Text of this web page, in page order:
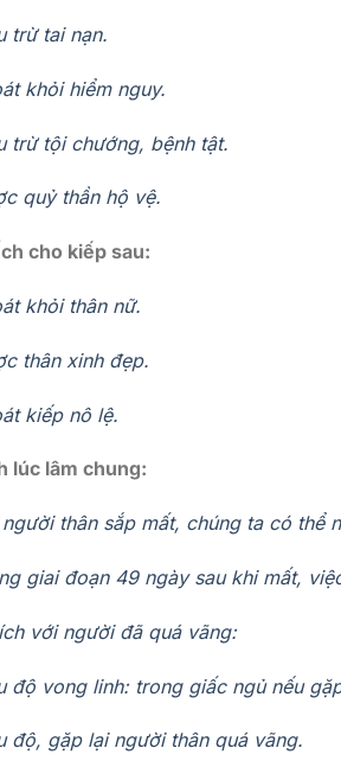
trừ tai nạn.
khỏi hiểm nguy.
trừ tội chướng, bệnh tật.
quỷ thần hộ vệ.
cho kiếp sau:
khỏi thân nữ.
thân xinh đẹp.
kiếp nô lệ.
lúc lâm chung:
thân sắp mất, chúng ta có thể
giai đoạn 49 ngày sau khi mất,
với người đã quá vãng:
độ vong linh: trong giấc ngủ nếu
độ, gặp lại người thân quá vãng.